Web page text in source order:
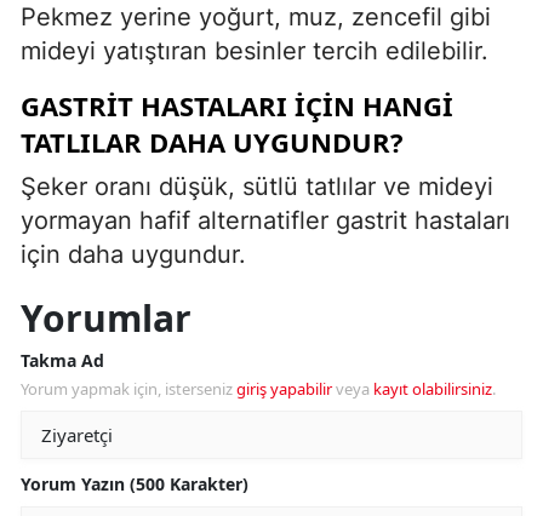
Pekmez yerine yoğurt, muz, zencefil gibi
mideyi yatıştıran besinler tercih edilebilir.
GASTRIT HASTALARI İÇIN HANGI
TATLILAR DAHA UYGUNDUR?
Şeker oranı düşük, sütlü tatlılar ve mideyi
yormayan hafif alternatifler gastrit hastaları
için daha uygundur.
Yorumlar
Takma Ad
Yorum yapmak için, istersenizgiriş yapabilirveya kayıt olabilirsiniz.
Yorum Yazın (500 Karakter)